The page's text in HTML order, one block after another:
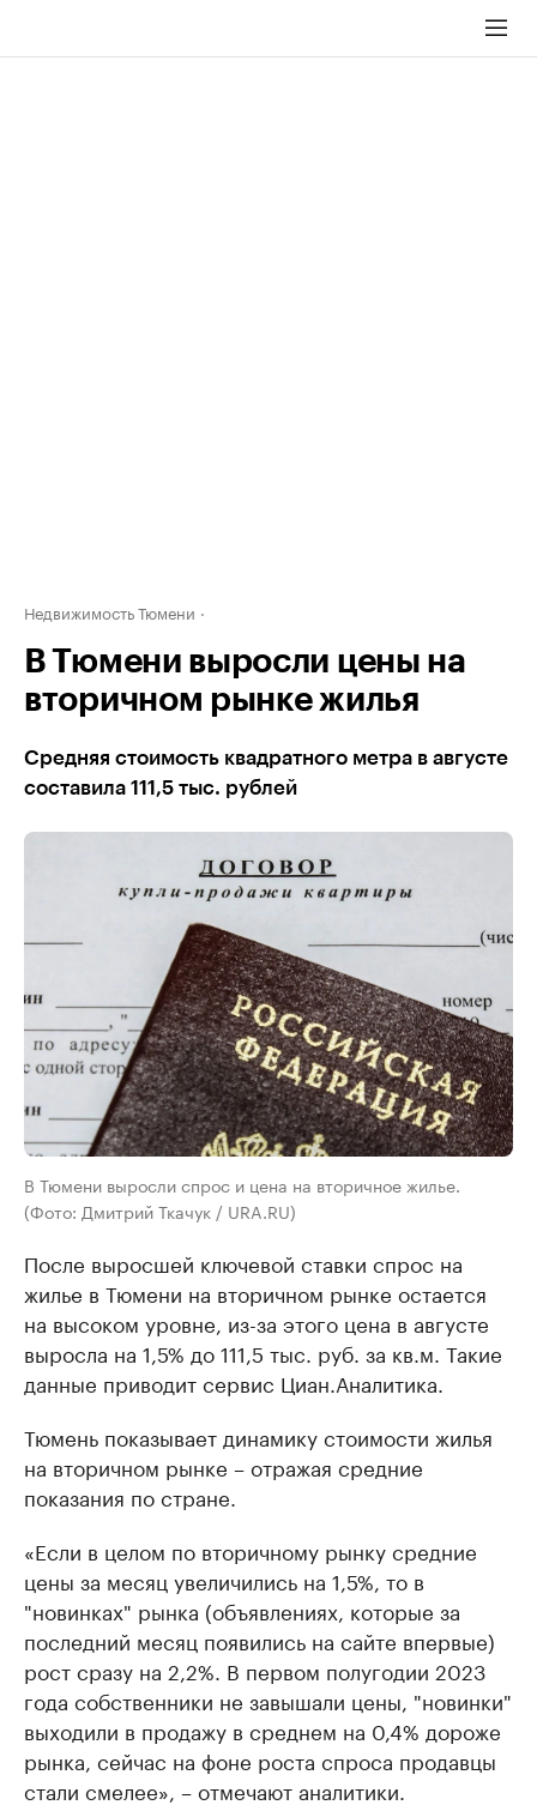
Недвижимость Тюмени
В Тюмени выросли цены на
вторичном рынке жилья
Средняя стоимость квадратного метра в августе
составила 111,5 тыс. рублей
В Тюмени выросли спрос и цена на вторичное жилье.
(Фото: Дмитрий Ткачук / URA.RU)
После выросшей ключевой ставки спрос на
жилье в Тюмени на вторичном рынке остается
на высоком уровне, из-за этого цена в августе
выросла на 1,5% до 111,5 тыс. руб. за кв.м. Такие
данные приводит сервис Циан.Аналитика.
Тюмень показывает динамику стоимости жилья
на вторичном рынке – отражая средние
показания по стране.
«Если в целом по вторичному рынку средние
цены за месяц увеличились на 1,5%, то в
"новинках" рынка (объявлениях, которые за
последний месяц появились на сайте впервые)
рост сразу на 2,2%. В первом полугодии 2023
года собственники не завышали цены, "новинки"
выходили в продажу в среднем на 0,4% дороже
рынка, сейчас на фоне роста спроса продавцы
стали смелее», – отмечают аналитики.